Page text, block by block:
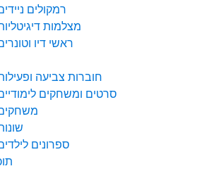
רמקולים
מצלמות
ראשי דיו
חוברות צביעה
סרטים ומשחקים
ספרונים